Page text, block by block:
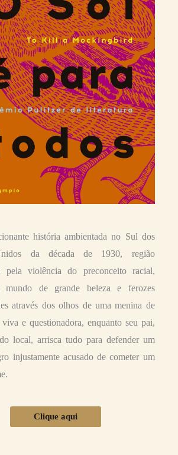
história ambientada no Sul dos
da década de 1930, região
pela violência do preconceito racial,
mundo de grande beleza e ferozes
através dos olhos de uma menina de
e questionadora, enquanto seu pai,
local, arrisca tudo para defender um
injustamente acusado de cometer um
Clique aqui